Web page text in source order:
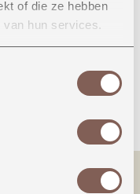
of die ze hebben
hun services.
Uden